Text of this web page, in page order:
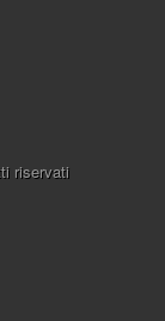
riservati